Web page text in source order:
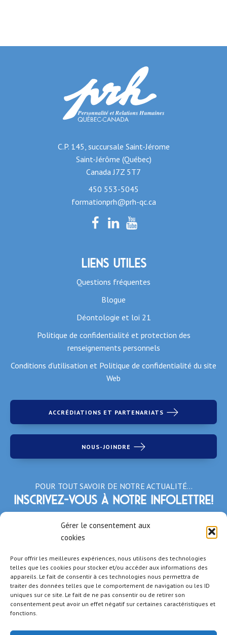
Gérer le consentement aux
cookies
Pour offrir les meilleures expériences, nous utilisons des technologies
telles que les cookies pour stocker et/ou accéder aux informations des
appareils. Le fait de consentir à ces technologies nous permettra de
traiter des données telles que le comportement de navigation ou les ID
uniques sur ce site. Le fait de ne pas consentir ou de retirer son
consentement peut avoir un effet négatif sur certaines caractéristiques et
fonctions.
C.P. 145, succursale Saint-Jérome
Saint-Jérôme (Québec)
Canada J7Z 5T7
450 553-5045
formationprh@prh-qc.ca
Liens utiles
Questions fréquentes
Blogue
Déontologie et loi 21
Politique de confidentialité et protection des
renseignements personnels
Conditions d'utilisation et Politique de confidentialité du site
Web
ACCRÉDIATIONS ET PARTENARIATS
NOUS-JOINDRE
POUR TOUT SAVOIR DE NOTRE ACTUALITÉ…
Inscrivez-vous à notre infolettre!
*Champs obligatoires